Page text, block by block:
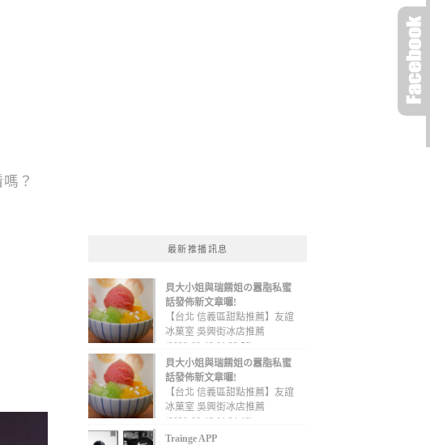
？
最新推播訊息
貝大小姐與瑞餚姐の囂脂私蜜
話發佈新文章囉!
【台北 信義區甜點推薦】友誼
冰菓室 吳興街冰店推薦
(2020-09-13 01:32:52)
貝大小姐與瑞餚姐の囂脂私蜜
話發佈新文章囉!
【台北 信義區甜點推薦】友誼
冰菓室 吳興街冰店推薦
(2020-09-13 01:31:12)
Trainge APP